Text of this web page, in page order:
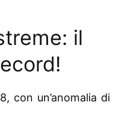
il
con un’anomalia di